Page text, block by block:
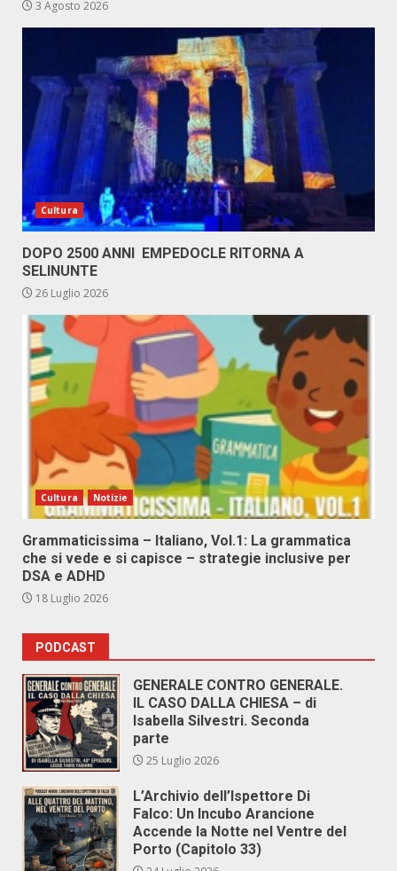
3 Agosto 2026
Cultura
DOPO 2500 ANNI EMPEDOCLE RITORNA A
SELINUNTE
26 Luglio 2026
Cultura Notizie
Grammaticissima – Italiano, Vol.1: La grammatica
che si vede e si capisce – strategie inclusive per
DSA e ADHD
18 Luglio 2026
PODCAST
GENERALE CONTRO GENERALE.
IL CASO DALLA CHIESA – di
Isabella Silvestri. Seconda
parte
25 Luglio 2026
L’Archivio dell’Ispettore Di
Falco: Un Incubo Arancione
Accende la Notte nel Ventre del
Porto (Capitolo 33)